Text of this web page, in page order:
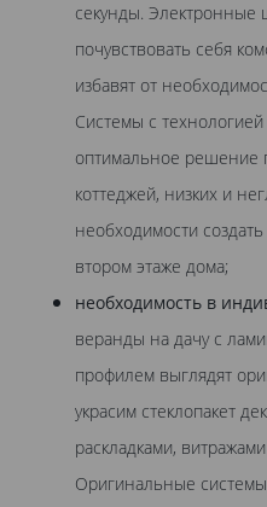
секунды. Электронные
почувствовать себя
избавят от
Системы с
оптимальное решение
коттеджей, низких и
необходимости
втором этаже дома;
необходимость в
веранды на дачу с
профилем выглядят
украсим стеклопакет
раскладками,
Оригинальные